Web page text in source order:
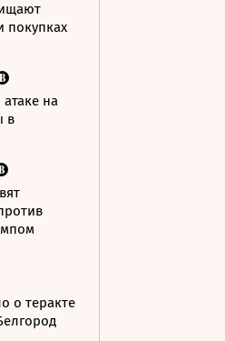
покупках
на
в
о теракте